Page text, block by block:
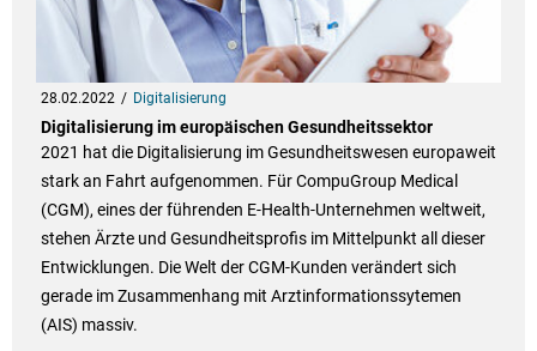
28.02.2022 Digitalisierung
Digitalisierung im europäischen Gesundheitssektor
2021 hat die Digitalisierung im Gesundheitswesen europaweit
stark an Fahrt aufgenommen. Für CompuGroup Medical
(CGM), eines der führenden E-Health-Unternehmen weltweit,
stehen Ärzte und Gesundheitsprofis im Mittelpunkt all dieser
Entwicklungen. Die Welt der CGM-Kunden verändert sich
gerade im Zusammenhang mit Arztinformationssytemen
(AIS) massiv.